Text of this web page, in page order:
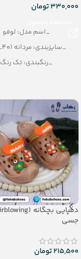
330,000تومان
_اسم مدل: لوفو
_سایزبندی: مردانه (40_45)
_رنگبندی: تک رنگ
جسی
215,500تومان